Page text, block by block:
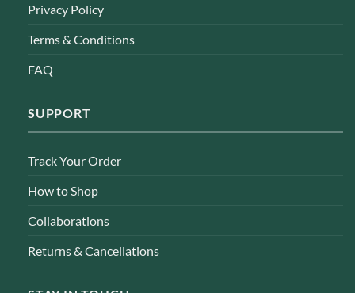
Privacy Policy
Terms & Conditions
FAQ
SUPPORT
Track Your Order
How to Shop
Collaborations
Returns & Cancellations